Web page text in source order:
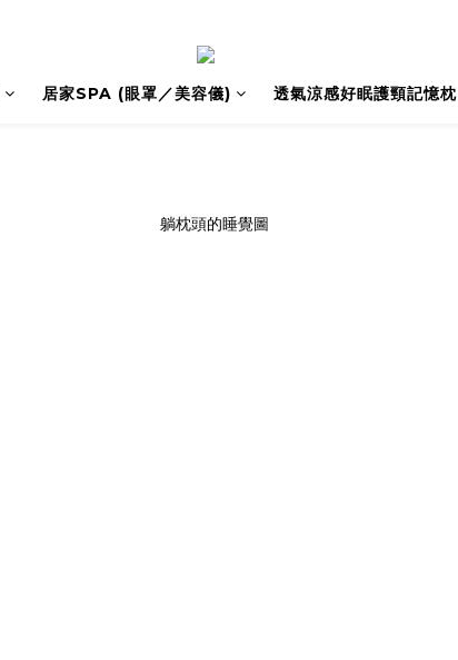
居家SPA (眼罩／美容儀) 透氣涼感好眠護頸記憶枕